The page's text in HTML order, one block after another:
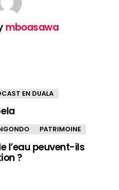
mboasawa
EN DUALA
PATRIMOINE
l’eau peuvent-ils
?